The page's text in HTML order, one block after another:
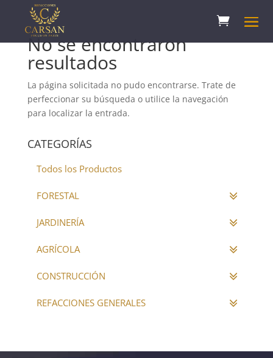
No se encontraron
resultados
La página solicitada no pudo encontrarse. Trate de
perfeccionar su búsqueda o utilice la navegación
para localizar la entrada.
CATEGORÍAS
Todos los Productos
FORESTAL
JARDINERÍA
AGRÍCOLA
CONSTRUCCIÓN
REFACCIONES GENERALES